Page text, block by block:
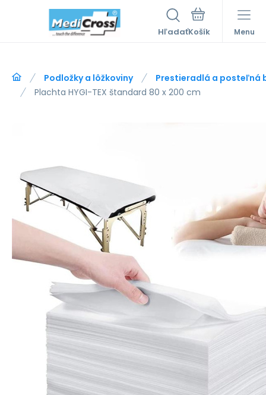
Hľadať Menu
Podložky a lôžkoviny
Prestieradlá a posteľná
Plachta HYGI-TEX štandard 80 x 200 cm